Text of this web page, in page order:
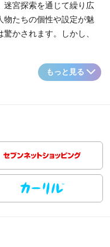
迷宮探索を通じて繰り広
物たちの個性や設定が魅
かされます。しかし、
もっと見る